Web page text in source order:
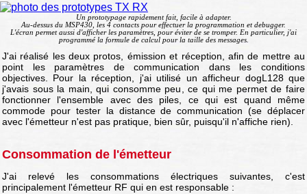
Un prototypage rapidement fait, facile à adapter.
Au-dessus du MSP430, les 4 contacts pour effectuer la programmation et debugger.
L'écran permet aussi d'afficher les paramètres, pour éviter de se tromper. En particulier, j'ai
programmé la formule de calcul pour la taille des messages.
J'ai réalisé les deux protos, émission et réception, afin de mettre au
point les paramètres de communication dans les conditions
objectives. Pour la réception, j'ai utilisé un afficheur dogL128 que
j'avais sous la main, qui consomme peu, ce qui me permet de faire
fonctionner l'ensemble avec des piles, ce qui est quand même
commode pour tester la distance de communication (se déplacer
avec l'émetteur n'est pas pratique, bien sûr, puisqu'il n'affiche rien).
Consommation de l'émetteur
J'ai relevé les consommations électriques suivantes, c'est
principalement l'émetteur RF qui en est responsable :